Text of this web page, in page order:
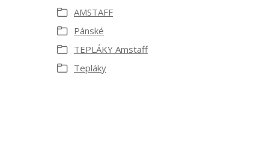
AMSTAFF
Pánské
TEPLÁKY Amstaff
Tepláky